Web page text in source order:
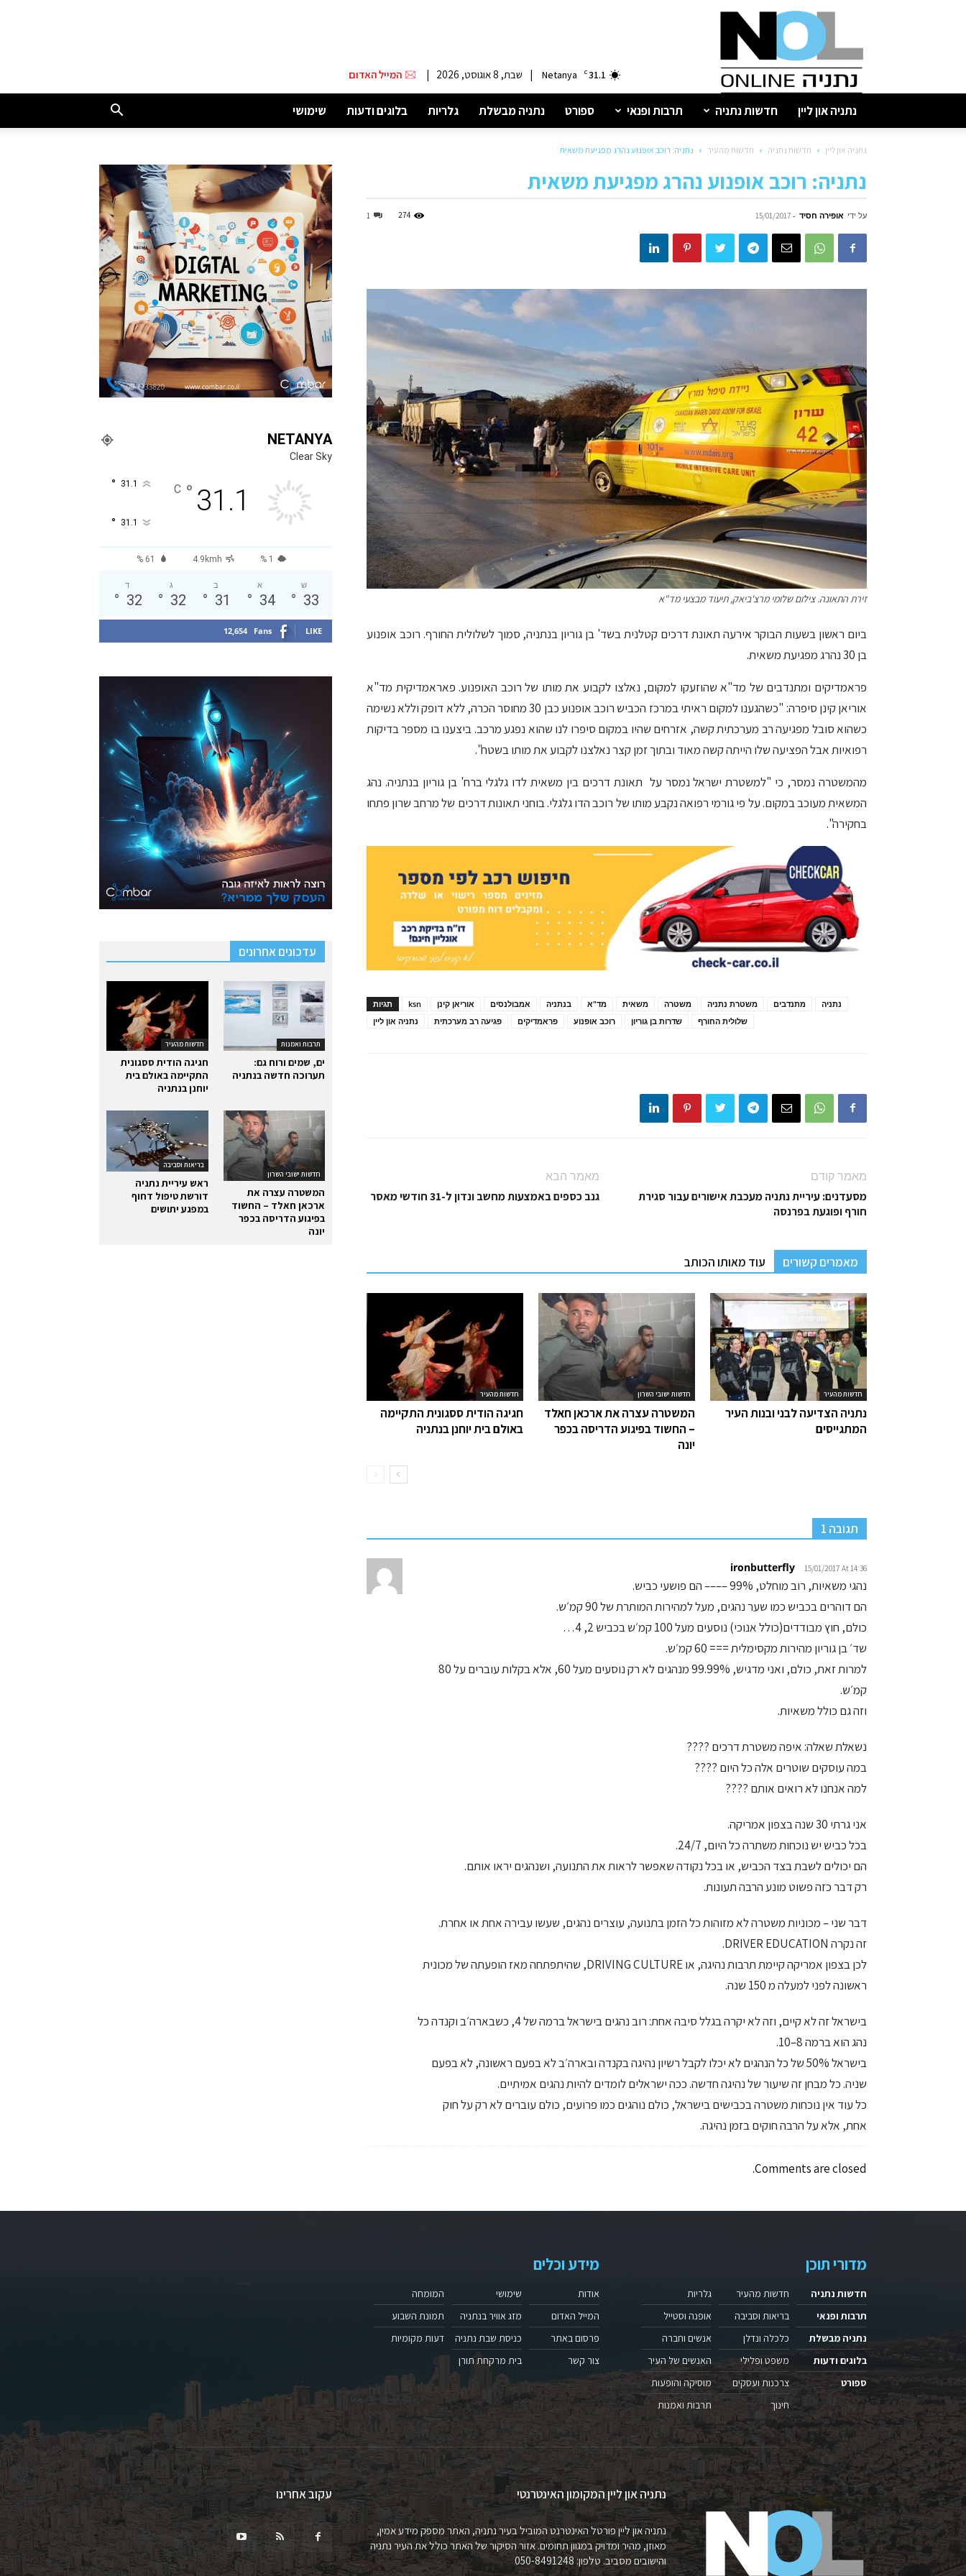
נתניה
31.1
C
Netanya
| שבת, 8 אוגוסט, 2026 | המייל האדום
נתניה און ליין חדשות נתניה תרבות ופנאי ספורט נתניה מבשלת גלריות בלוגים ודעות שימושי
נתניה און ליין חדשות נתניה חדשות מהעיר נתניה: רוכב אופנוע נהרג מפגיעת משאית
נתניה: רוכב אופנוע נהרג מפגיעת משאית
על ידי אופירה חסיד -
15/01/2017
1 274
זירת התאונה. צילום שלומי מרצ'ביאק, תיעוד מבצעי מד"א
ביום ראשון בשעות הבוקר אירעה תאונת דרכים קטלנית בשד' בן גוריון בנתניה, סמוך לשלולית החורף. רוכב אופנוע
בן 30 נהרג מפגיעת משאית.
פראמדיקים ומתנדבים של מד"א שהוזעקו למקום, נאלצו לקבוע את מותו של רוכב האופנוע. פאראמדיקית מד"א
אוריאן קינן סיפרה: "כשהגענו למקום ראיתי במרכז הכביש רוכב אופנוע כבן 30 מחוסר הכרה, ללא דופק וללא נשימה
כשהוא סובל מפגיעה רב מערכתית קשה, אזרחים שהיו במקום סיפרו לנו שהוא נפגע מרכב. ביצענו בו מספר בדיקות
רפואיות אבל הפציעה שלו הייתה קשה מאוד ובתוך זמן קצר נאלצנו לקבוע את מותו בשטח".
מהמשטרה נמסר, כי "למשטרת ישראל נמסר על תאונת דרכים בין משאית לדו גלגלי ברח' בן גוריון בנתניה. נהג
המשאית מעוכב במקום. על פי גורמי רפואה נקבע מותו של רוכב הדו גלגלי. בוחני תאונות דרכים של מרחב שרון פתחו
בחקירה".
תגיות ksn אוריאן קינן אמבולנסים בנתניה מד"א משאית משטרה משטרת נתניה מתנדבים
נתניה
נתניה און ליין
פגיעה רב מערכתית פראמדיקים רוכב אופנוע שדרות בן גוריון שלולית החורף
מאמר קודם
מסעדנים: עיריית נתניה מעכבת אישורים עבור סגירת
חורף ופוגעת בפרנסה
מאמר הבא
גנב כספים באמצעות מחשב ונדון ל-31 חודשי מאסר
מאמרים קשורים עוד מאותו הכותב
חדשות מהעיר
חגיגה הודית ססגונית התקיימה
באולם בית יוחנן בנתניה
חדשות ישובי השרון
המשטרה עצרה את ארכאן חאלד
– החשוד בפיגוע הדריסה בכפר
יונה
חדשות מהעיר
נתניה הצדיעה לבני ובנות העיר
המתגייסים
תגובה 1
ironbutterfly 15/01/2017 At 14:36
נהגי משאיות, רוב מוחלט, 99% –––– הם פושעי כביש.
הם דוהרים בכביש כמו שער נהגים, מעל למהירות המותרת של 90 קמ׳ש.
כולם, חוץ מבודדים(כולל אנוכי) נוסעים מעל 100 קמ׳ש בכביש 2, 4…
שד׳ בן גוריון מהירות מקסימלית === 60 קמ׳ש.
למרות זאת, כולם, ואני מדגיש, 99.99% מנהגים לא רק נוסעים מעל 60, אלא בקלות עוברים על 80
קמ׳ש.
וזה גם כולל משאיות.
נשאלת שאלה: איפה משטרת דרכים ????
במה עוסקים שוטרים אלה כל היום ????
למה אנחנו לא רואים אותם ????
אני גרתי 30 שנה בצפון אמריקה.
בכל כביש יש נוכחות משתרה כל היום, 24/7.
הם יכולים לשבת בצד הכביש, או בכל נקודה שאפשר לראות את התנועה, ושנהגים יראו אותם.
רק דבר כזה פשוט מונע הרבה תעונות.
דבר שני – מכוניות משטרה לא מזוהות כל הזמן בתנועה, עוצרים נהגים, שעשו עבירה אחת או אחרת.
זה נקרה DRIVER EDUCATION.
לכן בצפון אמריקה קיימת תרבות נהיגה, או DRIVING CULTURE, שהיתפתחה מאז הופעתה של מכונית
ראשונה לפני למעלה מ 150 שנה.
בישראל זה לא קיים, וזה לא יקרה בגלל סיבה אחת: רוב נהגים בישראל ברמה של 4, כשבארה׳ב וקנדה כל
נהג הוא ברמה 8–10.
בישראל 50% של כל הנהגים לא יכלו לקבל רשיון נהיגה בקנדה ובארה׳ב לא בפעם ראשונה, לא בפעם
שניה. כל מבחן זה שיעור של נהיגה חדשה. ככה ישראלים לומדים להיות נהגים אמיתיים.
כל עוד אין נוכחות משטרה בכבישים בישראל, כולם נוהגים כמו פרועים, כולם עוברים לא רק על חוק
אחת, אלא על הרבה חוקים בזמן נהיגה.
Comments are closed.
NETANYA
Clear Sky
31.1
°
C
31.1
°
31.1
°
61 % 4.9kmh 1 %
ש
33
°
א
34
°
ב
31
°
ג
32
°
ד
32
°
12,654 Fans LIKE
עדכונים אחרונים
חדשות מהעיר
חגיגה הודית ססגונית
התקיימה באולם בית
יוחנן בנתניה
תרבות ואמנות
ים, שמים ורוח גם:
תערוכה חדשה בנתניה
בריאות וסביבה
ראש עיריית נתניה
דורשת טיפול דחוף
במפגע יתושים
חדשות ישובי השרון
המשטרה עצרה את
ארכאן חאלד – החשוד
בפיגוע הדריסה בכפר
יונה
מדורי תוכן
חדשות נתניה
תרבות ופנאי
נתניה מבשלת
בלוגים ודעות
ספורט
חדשות מהעיר
בריאות וסביבה
כלכלה ונדלן
משפט ופלילי
צרכנות ועסקים
חינוך
גלריות
אופנה וסטייל
אנשים וחברה
האנשים של העיר
מוסיקה והופעות
תרבות ואמנות
מידע וכלים
אודות
המייל האדום
פרסום באתר
צור קשר
שימושי
מזג אוויר בנתניה
כניסת שבת נתניה
בית מרקחת תורן
המומחה
תמונת השבוע
דעות מקומיות
נתניה און ליין המקומון האינטרנטי
נתניה און ליין פורטל האינטרנט המוביל בעיר נתניה, האתר מספק מידע אמין,
מאוזן, מהיר ומדויק במגוון תחומים. אזור הסיקור של האתר כולל את העיר נתניה
והישובים מסביב. טלפון: 050-8491248
עקוב אחרינו